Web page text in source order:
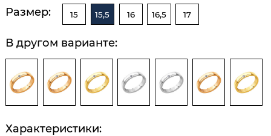
Размер:
15 15,5 16 16,5 17
В другом варианте:
Характеристики: